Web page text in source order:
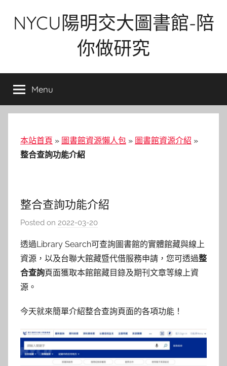
NYCU陽明交大圖書館-陪
你做研究
Menu
本站首頁 » 圖書館資源懶人包 » 圖書館資源介紹 »
整合查詢功能介紹
整合查詢功能介紹
Posted on 2022-03-20
林
玉
透過Library Search可查詢圖書館的實體館藏與線上
資源，以及台聯大館藏暨代借服務申請，您可透過整
合查詢頁面獲取本館館藏目錄及期刊文章等線上資
源。
今天就來簡單介紹整合查詢頁面的各項功能！